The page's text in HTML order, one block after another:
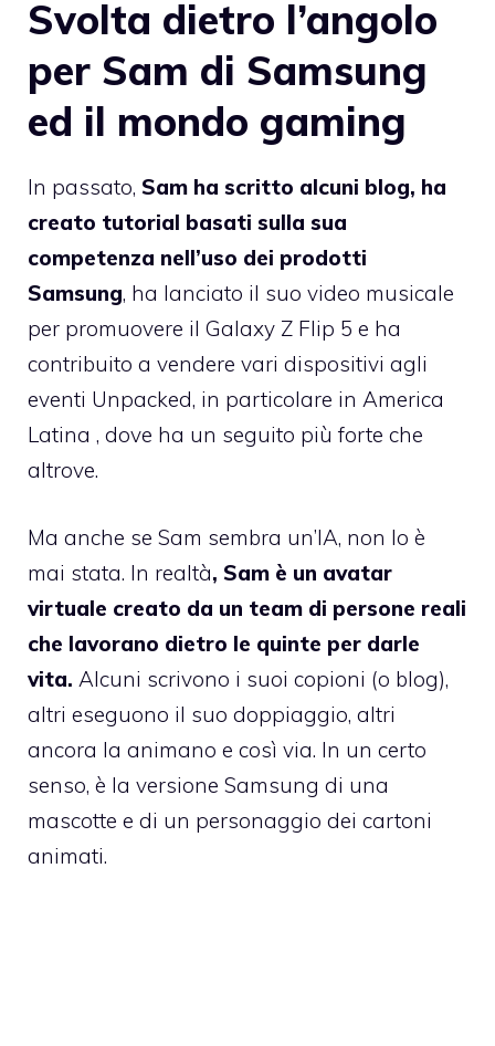
Svolta dietro l’angolo
per Sam di Samsung
ed il mondo gaming
In passato, Sam ha scritto alcuni blog, ha
creato tutorial basati sulla sua
competenza nell’uso dei prodotti
Samsung, ha lanciato il suo video musicale
per promuovere il Galaxy Z Flip 5 e ha
contribuito a vendere vari dispositivi agli
eventi Unpacked, in particolare in America
Latina , dove ha un seguito più forte che
altrove.
Ma anche se Sam sembra un’IA, non lo è
mai stata. In realtà, Sam è un avatar
virtuale creato da un team di persone reali
che lavorano dietro le quinte per darle
vita. Alcuni scrivono i suoi copioni (o blog),
altri eseguono il suo doppiaggio, altri
ancora la animano e così via. In un certo
senso, è la versione Samsung di una
mascotte e di un personaggio dei cartoni
animati.